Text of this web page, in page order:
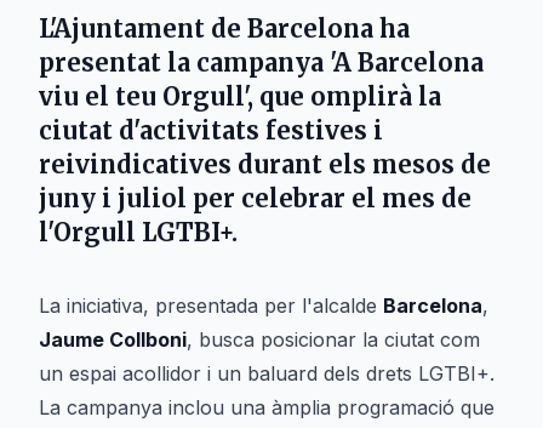
L'Ajuntament de Barcelona ha
presentat la campanya 'A Barcelona
viu el teu Orgull', que omplirà la
ciutat d'activitats festives i
reivindicatives durant els mesos de
juny i juliol per celebrar el mes de
l'Orgull LGTBI+.
La iniciativa, presentada per l'alcalde Barcelona,
Jaume Collboni, busca posicionar la ciutat com
un espai acollidor i un baluard dels drets LGTBI+.
La campanya inclou una àmplia programació que